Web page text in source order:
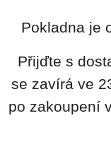
Pokladna je
Přijďte s
se zavírá ve
po zakoupení